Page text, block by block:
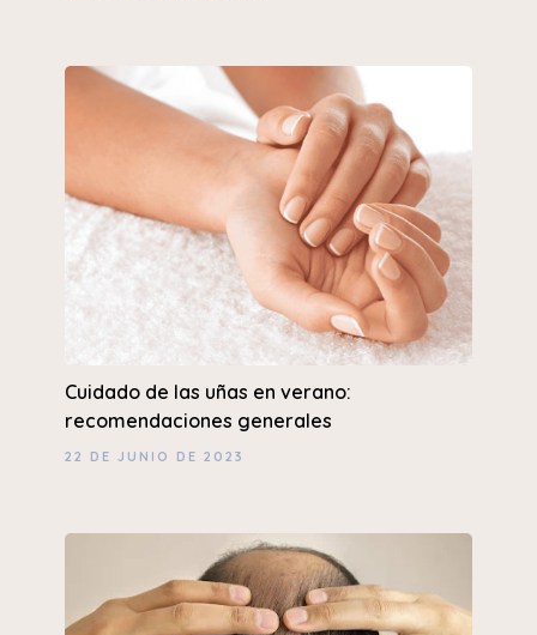
Cuidado de las uñas en verano:
recomendaciones generales
22 DE JUNIO DE 2023